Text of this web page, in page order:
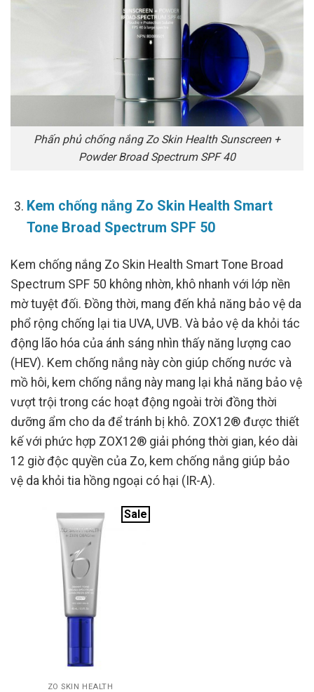
Phấn phủ chống nắng Zo Skin Health Sunscreen +
Powder Broad Spectrum SPF 40
Kem chống nắng Zo Skin Health Smart
Tone Broad Spectrum SPF 50
Kem chống nắng Zo Skin Health Smart Tone Broad
Spectrum SPF 50 không nhờn, khô nhanh với lớp nền
mờ tuyệt đối. Đồng thời, mang đến khả năng bảo vệ da
phổ rộng chống lại tia UVA, UVB. Và bảo vệ da khỏi tác
động lão hóa của ánh sáng nhìn thấy năng lượng cao
(HEV). Kem chống nắng này còn giúp chống nước và
mồ hôi, kem chống nắng này mang lại khả năng bảo vệ
vượt trội trong các hoạt động ngoài trời đồng thời
dưỡng ẩm cho da để tránh bị khô. ZOX12® được thiết
kế với phức hợp ZOX12® giải phóng thời gian, kéo dài
12 giờ độc quyền của Zo, kem chống nắng giúp bảo
vệ da khỏi tia hồng ngoại có hại (IR-A).
Sale
ZO SKIN HEALTH